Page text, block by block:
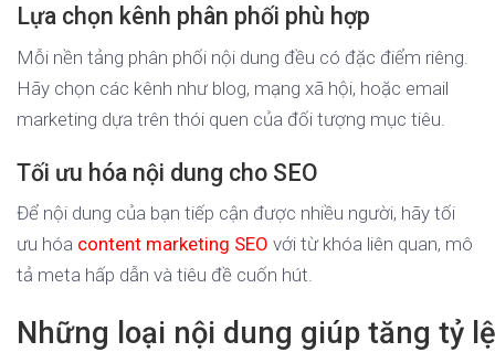
Lựa chọn kênh phân phối phù hợp
Mỗi nền tảng phân phối nội dung đều có đặc điểm riêng.
Hãy chọn các kênh như blog, mạng xã hội, hoặc email
marketing dựa trên thói quen của đối tượng mục tiêu.
Tối ưu hóa nội dung cho SEO
Để nội dung của bạn tiếp cận được nhiều người, hãy tối
ưu hóa content marketing SEO với từ khóa liên quan, mô
tả meta hấp dẫn và tiêu đề cuốn hút.
Những loại nội dung giúp tăng tỷ